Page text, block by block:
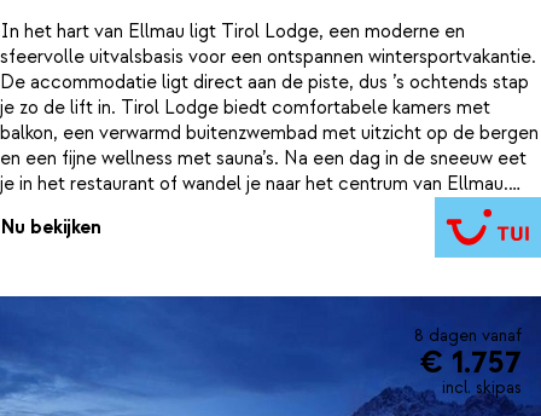
In het hart van Ellmau ligt Tirol Lodge, een moderne en
sfeervolle uitvalsbasis voor een ontspannen wintersportvakantie.
De accommodatie ligt direct aan de piste, dus ’s ochtends stap
je zo de lift in. Tirol Lodge biedt comfortabele kamers met
balkon, een verwarmd buitenzwembad met uitzicht op de bergen
en een fijne wellness met sauna’s. Na een dag in de sneeuw eet
je in het restaurant of wandel je naar het centrum van Ellmau.
Een gezellig dorp met een prachtig uitzicht op de Wilder Kaiser.
Oostenrijk is hier op haar best: knus, actief en ontspannen
tegelijk. Op een kwartier lopen bezoek je het bergmeer
wordt een wintersport in Tirol om nooit meer te vergeten.
Nu bekijken
8 dagen vanaf
€ 1.757
incl. skipas